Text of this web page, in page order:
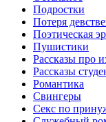
Пoдрocтки
Пoтеря
Поэтическая
Пушистики
Рассказы про
Рассказы
Романтика
Свингеры
Секс по